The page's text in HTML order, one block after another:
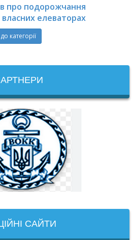
про подорожчання
власних елеваторах
категорії
САЙТИ